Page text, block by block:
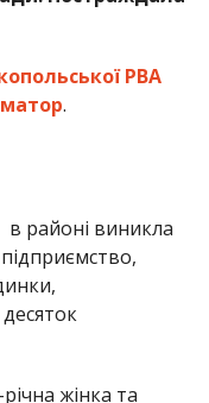
РВА
.
в районі виникла
жінка та